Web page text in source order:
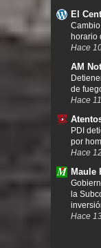
El
horario
Hace
AM
de
Hace
PDI
por
Hace
Maule
la
Hace